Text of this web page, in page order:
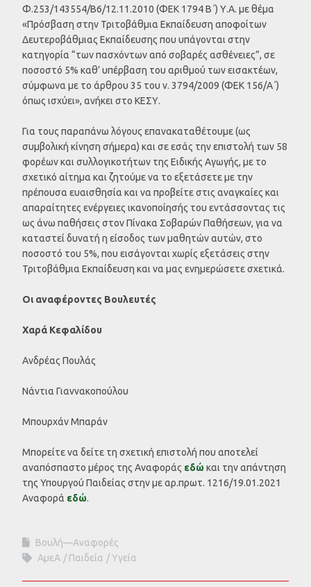
Φ.253/143554/Β6/12.11.2010 (ΦΕΚ 1794 Β΄) Υ.Α. με θέμα
«Πρόσβαση στην Τριτοβάθμια Εκπαίδευση αποφοίτων
Δευτεροβάθμιας Εκπαίδευσης που υπάγονται στην
κατηγορία “των πασχόντων από σοβαρές ασθένειες”, σε
ποσοστό 5% καθ’ υπέρβαση του αριθμού των εισακτέων,
σύμφωνα με το άρθρου 35 του ν. 3794/2009 (ΦΕΚ 156/Α΄)
όπως ισχύει», ανήκει στο ΚΕΣΥ.
Για τους παραπάνω λόγους επανακαταθέτουμε (ως
συμβολική κίνηση σήμερα) και σε εσάς την επιστολή των 58
φορέων και συλλογικοτήτων της Ειδικής Αγωγής, με το
σχετικό αίτημα και ζητούμε να το εξετάσετε με την
πρέπουσα ευαισθησία και να προβείτε στις αναγκαίες και
απαραίτητες ενέργειες ικανοποίησής του εντάσσοντας τις
ως άνω παθήσεις στον Πίνακα Σοβαρών Παθήσεων, για να
καταστεί δυνατή η είσοδος των μαθητών αυτών, στο
ποσοστό του 5%, που εισάγονται χωρίς εξετάσεις στην
Τριτοβάθμια Εκπαίδευση και να μας ενημερώσετε σχετικά.
Οι αναφέροντες Βουλευτές
Χαρά Κεφαλίδου
Ανδρέας Πουλάς
Νάντια Γιαννακοπούλου
Μπουρχάν Μπαράν
Μπορείτε να δείτε τη σχετική επιστολή που αποτελεί
αναπόσπαστο μέρος της Αναφοράς εδώ και την απάντηση
της Υπουργού Παιδείας στην με αρ.πρωτ. 1216/19.01.2021
Αναφορά εδώ.
Βουλή—Αναφορές
ΑμεΑ
Παιδεία Υγεία